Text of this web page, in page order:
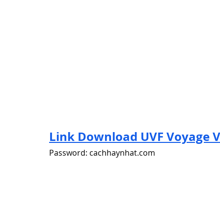
Link Download UVF Voyage
Password: cachhaynhat.com